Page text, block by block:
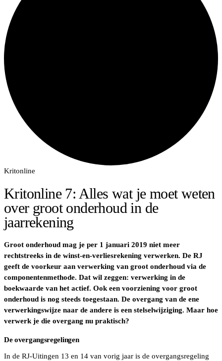
Kritonline
Kritonline 7: Alles wat je moet weten
over groot onderhoud in de
jaarrekening
Groot onderhoud mag je per 1 januari 2019 niet meer
rechtstreeks in de winst-en-verliesrekening verwerken. De RJ
geeft de voorkeur aan verwerking van groot onderhoud via de
componentenmethode. Dat wil zeggen: verwerking in de
boekwaarde van het actief. Ook een voorziening voor groot
onderhoud is nog steeds toegestaan. De overgang van de ene
verwerkingswijze naar de andere is een stelselwijziging. Maar hoe
verwerk je die overgang nu praktisch?
De overgangsregelingen
In de RJ-Uitingen 13 en 14 van vorig jaar is de overgangsregeling